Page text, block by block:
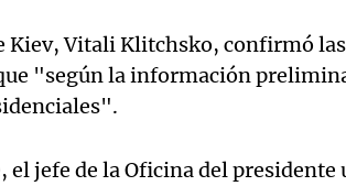
Kiev, Vitali Klitchsko, confirmó
"según la información
el jefe de la Oficina del